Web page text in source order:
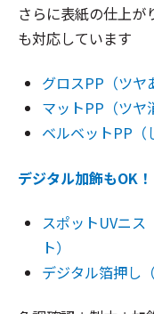
さらに表紙の仕上が
も対応しています
グロスPP（ツヤ
マットPP（ツヤ
ベルベットPP（
デジタル加飾もOK！
スポットUVニス
ト）
デジタル箔押し